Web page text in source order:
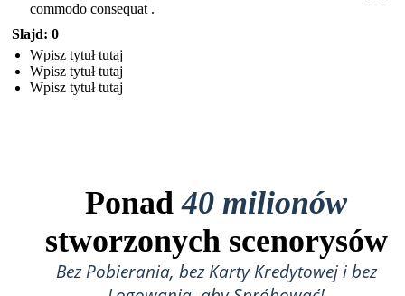
commodo consequat .
Slajd: 0
Wpisz tytuł tutaj
Wpisz tytuł tutaj
Wpisz tytuł tutaj
Ponad40 milionów
stworzonych scenorysów
Bez Pobierania, bez Karty Kredytowej i bez